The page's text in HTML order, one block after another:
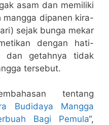
asam dan memiliki
dipanen kira-
sejak bunga mekar
dengan hati-
dan getahnya tidak
tersebut.
tentang
Budidaya Mangga
Bagi Pemula“,